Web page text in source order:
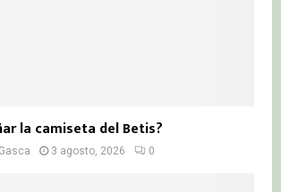
la camiseta del Betis?
3 agosto, 2026 0